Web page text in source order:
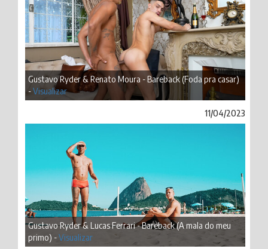
Gustavo Ryder & Renato Moura - Bareback (Foda pra casar)
-Visualizar
11/04/2023
Gustavo Ryder & Lucas Ferrari - Bareback (A mala do meu
primo) -Visualizar